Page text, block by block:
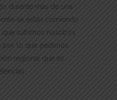
durante más de una
se están comiendo
que sufrimos nosotros
por lo que pedimos
regional que es